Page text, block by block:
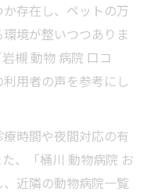
存在し、ペットの万
境が整いつつありま
槻 動物 病院 口コ
用者の声を参考にし
時間や夜間対応の有
、「桶川 動物病院 お
近隣の動物病院一覧